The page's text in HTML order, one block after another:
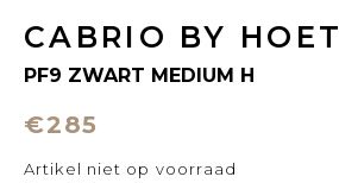
CABRIO BY HOET
PF9 ZWART MEDIUM H
€285
Artikel niet op voorraad